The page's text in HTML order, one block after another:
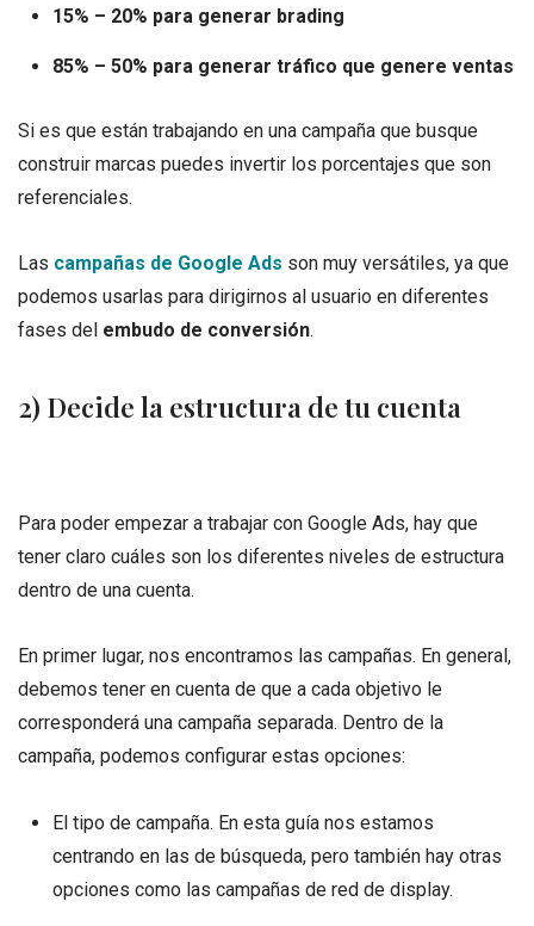
15% – 20% para generar brading
85% – 50% para generar tráfico que genere ventas
Si es que están trabajando en una campaña que busque
construir marcas puedes invertir los porcentajes que son
referenciales.
Las campañas de Google Ads son muy versátiles, ya que
podemos usarlas para dirigirnos al usuario en diferentes
fases del embudo de conversión.
2) Decide la estructura de tu cuenta
Para poder empezar a trabajar con Google Ads, hay que
tener claro cuáles son los diferentes niveles de estructura
dentro de una cuenta.
En primer lugar, nos encontramos las campañas. En general,
debemos tener en cuenta de que a cada objetivo le
corresponderá una campaña separada. Dentro de la
campaña, podemos configurar estas opciones:
El tipo de campaña. En esta guía nos estamos
centrando en las de búsqueda, pero también hay otras
opciones como las campañas de red de display.